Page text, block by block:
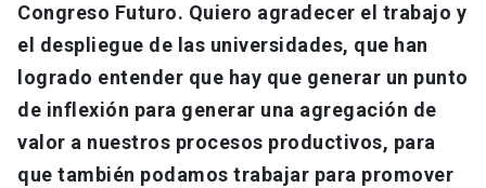
Congreso Futuro. Quiero agradecer el trabajo y
el despliegue de las universidades, que han
logrado entender que hay que generar un punto
de inflexión para generar una agregación de
valor a nuestros procesos productivos, para
que también podamos trabajar para promover